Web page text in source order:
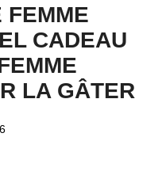
FEMME
CADEAU
LA GÂTER